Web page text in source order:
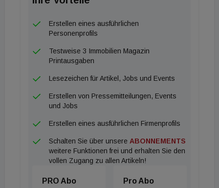
Erstellen eines ausführlichen
Personenprofils
Testweise 3 Immobilien Magazin
Printausgaben
Lesezeichen für Artikel, Jobs und Events
Erstellen von Pressemitteilungen, Events
und Jobs
Erstellen eines ausführlichen Firmenprofils
Schalten Sie über unsere ABONNEMENTS
weitere Funktionen frei und erhalten Sie den
vollen Zugang zu allen Artikeln!
PRO Abo
Pro Abo